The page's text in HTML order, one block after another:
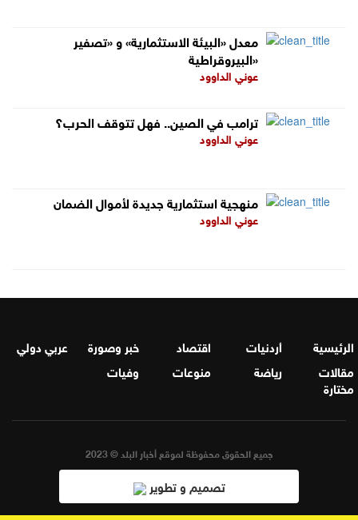
معدل «البيئة الاستثمارية» و «تصفير
البيروقراطية»
عوني الداوود
ترامب في الصين.. فهل تتوقف الحرب؟
عوني الداوود
منهجية استثمارية جديدة لأموال الضمان
عوني الداوود
الرئيسية أردنيات اقتصاد خبر وصورة
عربي دولي
مقالات
مختارة
رياضة منوعات وفيات
جميع الحقوق محفوظة لموقع أخبار البلد © 2023
تصميم و تطوير